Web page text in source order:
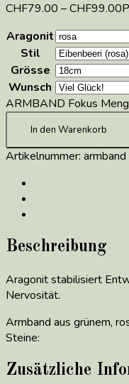
CHF79.00 –CHF99.00
Aragonit
Stil
Grösse
Wunsch
ARMBAND Fokus
In den Warenkorb
Artikelnummer:
Beschreibung
Aragonitstabilisiert
Nervosität.
Armband aus grünem,
Steine:
Zusätzliche